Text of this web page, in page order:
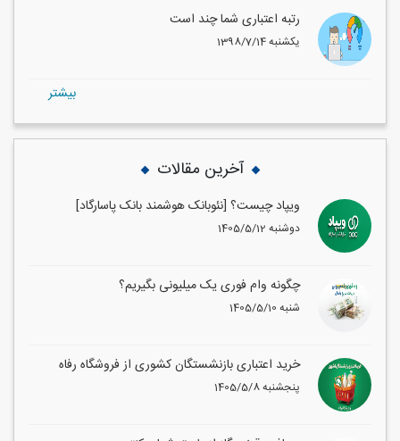
رتبه اعتباری شما چند است
1398/7/14 یکشنبه
بيشتر
آخرین مقالات
ویپاد چیست؟ [نئوبانک هوشمند بانک پاسارگاد]
1405/5/12 دوشنبه
چگونه وام فوری یک میلیونی بگیریم؟
1405/5/10 شنبه
خرید اعتباری بازنشستگان کشوری از فروشگاه رفاه
1405/5/8 پنجشنبه